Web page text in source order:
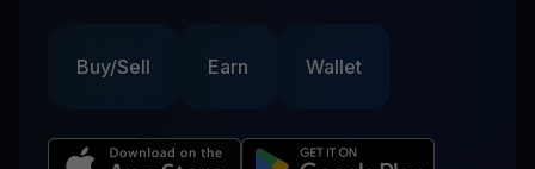
Buy/Sell Earn Wallet